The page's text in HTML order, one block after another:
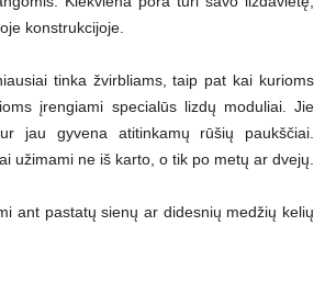
konstrukcijoje.
tinka žvirbliams, taip pat kai kurioms
įrengiami specialūs lizdų moduliai. Jie
jau gyvena atitinkamų rūšių paukščiai.
užimami ne iš karto, o tik po metų ar dvejų.
ant pastatų sienų ar didesnių medžių kelių